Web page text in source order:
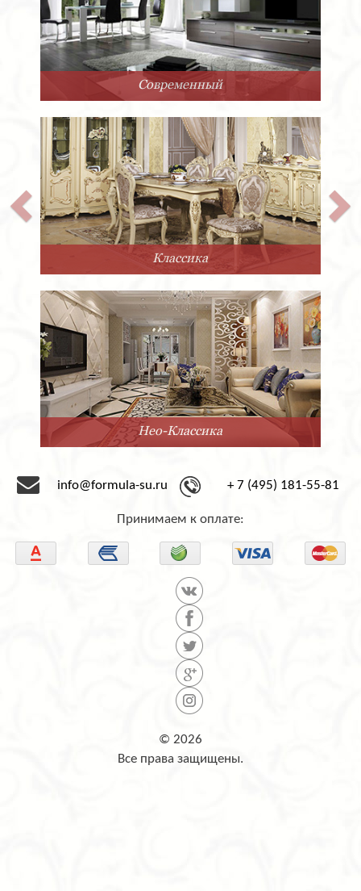
Современный
Классика
Нео-Классика
info@formula-su.ru + 7 (495) 181-55-81
Принимаем к оплате:
© 2026
Все права защищены.